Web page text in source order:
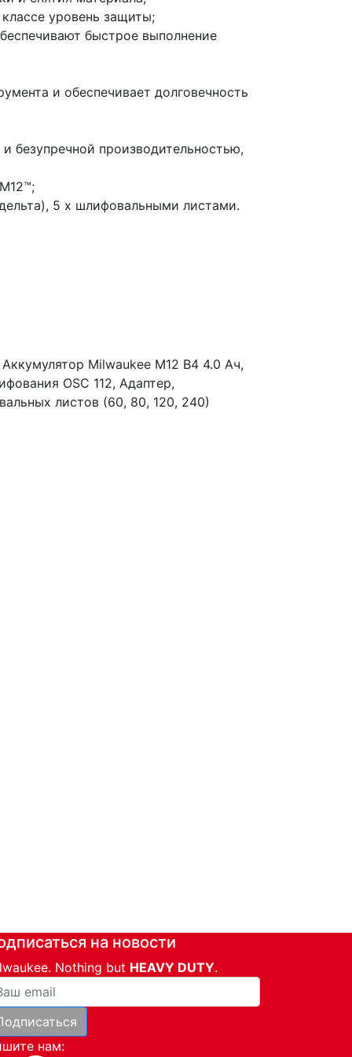
уровень защиты;
быстрое выполнение
и обеспечивает долговечность
безупречной производительностью,
5 х шлифовальными листами.
Milwaukee M12 B4 4.0 Ач,
OSC 112, Адаптер,
листов (60, 80, 120, 240)
на новости
Nothing but HEAVY DUTY.
почта
нам: